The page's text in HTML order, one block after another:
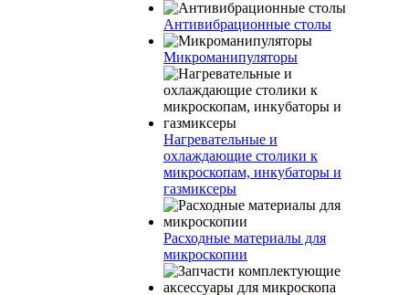
Антивибрационные столы
Микроманипуляторы
Нагревательные и
охлаждающие столики к
микроскопам, инкубаторы и
газмиксеры
Расходные материалы для
микроскопии